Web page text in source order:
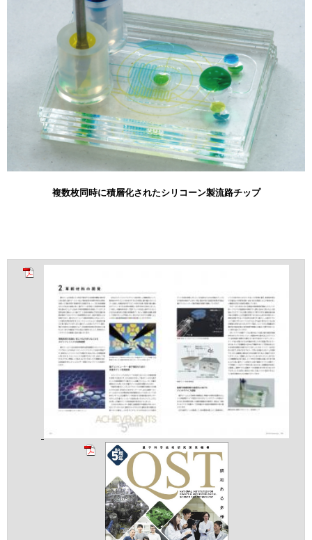
複数枚同時に積層化されたシリコーン製流路チップ​